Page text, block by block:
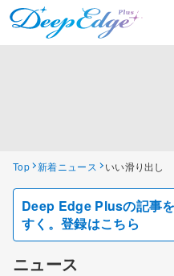
Top 新着ニュース いい滑り出し
Deep Edge Plusの記事
すく。登録はこちら
ニュース